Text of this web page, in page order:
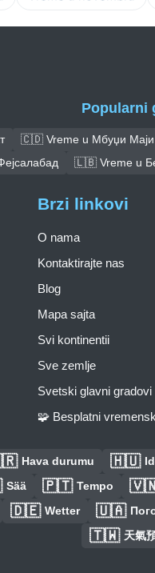
Popularni
🇨🇩 Vreme u Мбуџи Маји
🇱🇧 Vreme u
Brzi linkovi
O nama
Kontaktirajte nas
Blog
Mapa sajta
Svi kontinentii
Sve zemlje
Svetski glavni gradovi
🧩 Besplatni
Hava durumu 🇭🇺
Sää 🇵🇹 Tempo
🇩🇪 Wetter 🇺🇦
🇹🇼 天氣